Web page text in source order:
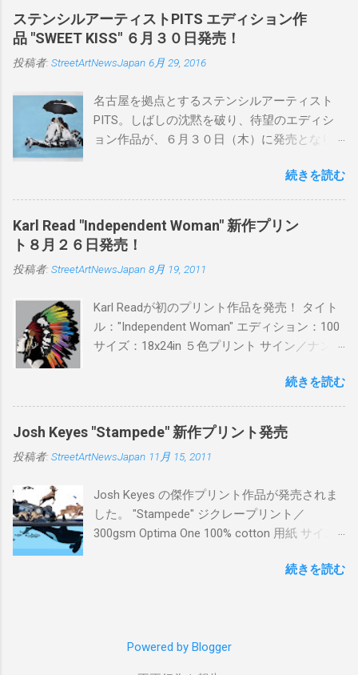
ステンシルアーティストPITS エディション作
品 "SWEET KISS" ６月３０日発売！
投稿者: StreetArtNewsJapan 6月 29, 2016
名古屋を拠点とするステンシルアーティスト
PITS。しばしの沈黙を破り、待望のエディシ
ョン作品が、６月３０日（木）に発売となり
品に落とし込むスタイルは今作でも健在。(
PITSの過去記事はこちらから ) 発売日：6月30
日(木)19時 タイトル：SWEET KISS カラー：
BLUE/MINT GREEN/PINK/YELLOW エディショ
ン：各色５ サイズ：800mm × 550mm 価格：
¥16,000(¥17,280) 購入は、 こちら から
続きを読む
Karl Read "Independent Woman" 新作プリン
ト８月２６日発売！
投稿者: StreetArtNewsJapan 8月 19, 2011
Karl Readが初のプリント作品を発売！ タイト
ル："Independent Woman" エディション：100
サイズ：18x24in ５色プリント サイン／ナンバ
ドフィニッシュバージョン（エディション：
25）$125 購入は８月２６日に こちら から
続きを読む
Josh Keyes "Stampede" 新作プリント発売
投稿者: StreetArtNewsJapan 11月 15, 2011
Josh Keyes の傑作プリント作品が発売されま
した。 "Stampede" ジクレープリント／
300gsm Optima One 100% cotton 用紙 サイズ:
ィション：350 価格: $350 + 送料 購入は こち
続きを読む
Powered by Blogger